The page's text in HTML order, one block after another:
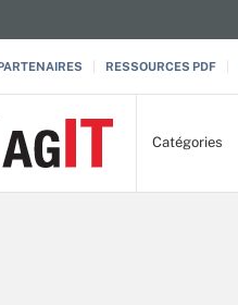
RESSOURCES PDF
Catégories